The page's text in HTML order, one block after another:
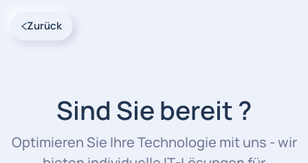
Zurück
Sind Sie bereit ?
Optimieren Sie Ihre Technologie mit uns - wir